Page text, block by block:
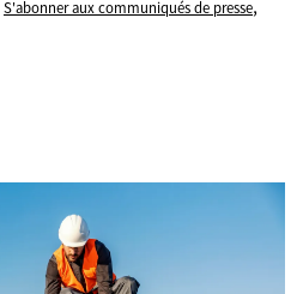
S'abonner aux communiqués de presse,